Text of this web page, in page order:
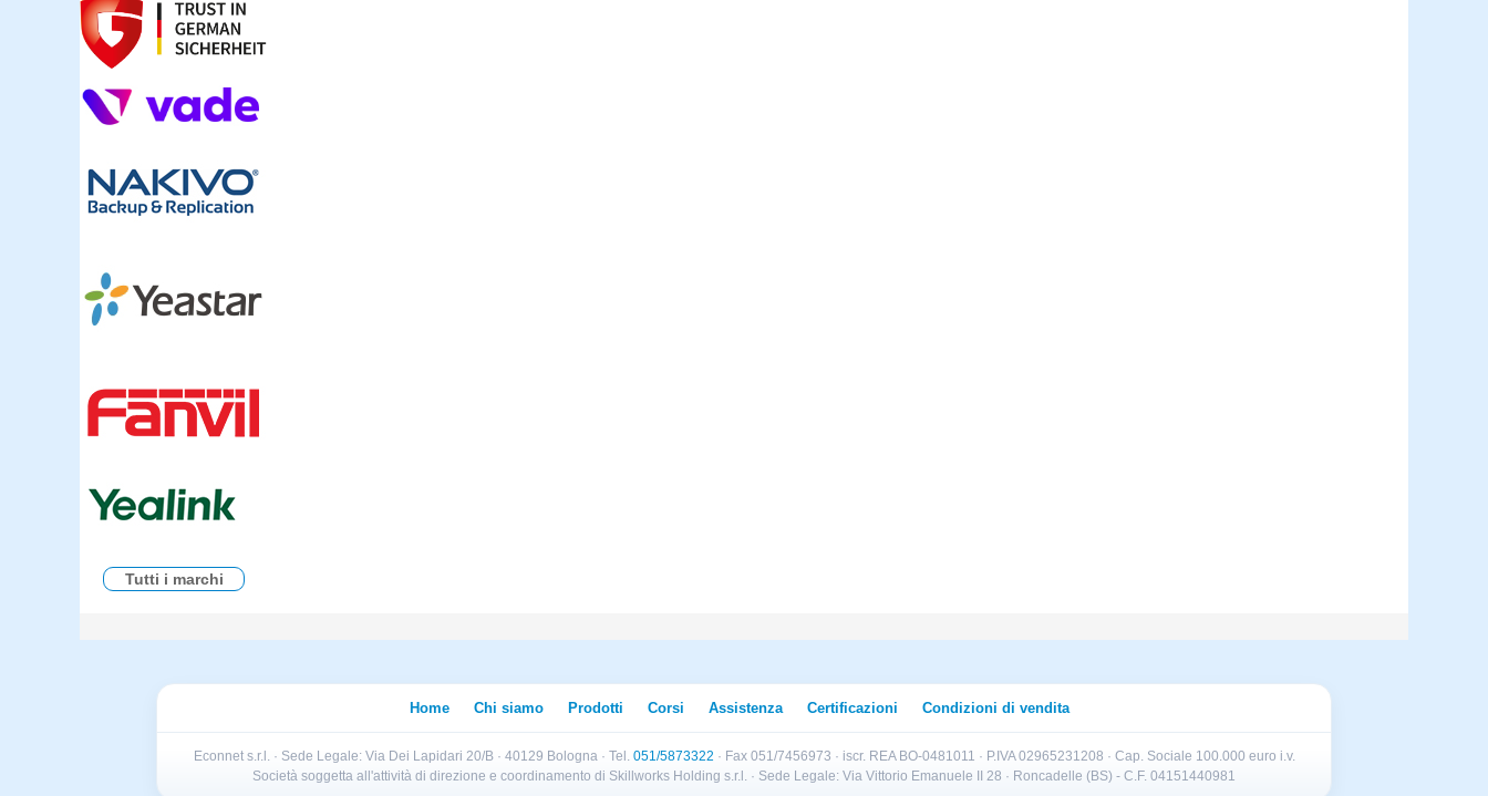
Tutti i marchi
Home Chi siamo Prodotti Corsi Assistenza Certificazioni Condizioni di vendita
Econnet s.r.l. · Sede Legale: Via Dei Lapidari 20/B · 40129 Bologna · Tel. 051/5873322 · Fax 051/7456973 · iscr. REA BO-0481011 · P.IVA 02965231208 · Cap. Sociale 100.000 euro i.v.
Società soggetta all'attività di direzione e coordinamento di Skillworks Holding s.r.l. · Sede Legale: Via Vittorio Emanuele II 28 · Roncadelle (BS) - C.F. 04151440981